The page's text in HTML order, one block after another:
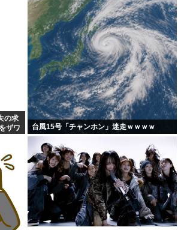
の求
ザワ
台風15号「チャンホン」迷走ｗｗｗｗ